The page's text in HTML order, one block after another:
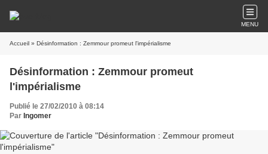
MENU
Accueil » Désinformation : Zemmour promeut l'impérialisme
Désinformation : Zemmour promeut
l'impérialisme
Publié le 27/02/2010 à 08:14
Par Ingomer